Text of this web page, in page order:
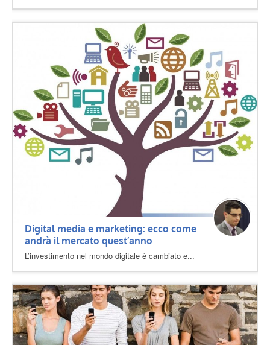
Digital media e marketing: ecco come
andrà il mercato quest’anno
L’investimento nel mondo digitale è cambiato e...